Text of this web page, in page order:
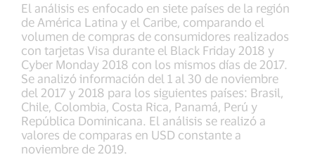
El análisis es enfocado en siete países de la región
de América Latina y el Caribe, comparando el
volumen de compras de consumidores realizados
con tarjetas Visa durante el Black Friday 2018 y
Cyber Monday 2018 con los mismos días de 2017.
Se analizó información del 1 al 30 de noviembre
del 2017 y 2018 para los siguientes países: Brasil,
Chile, Colombia, Costa Rica, Panamá, Perú y
República Dominicana. El análisis se realizó a
valores de comparas en USD constante a
noviembre de 2019.